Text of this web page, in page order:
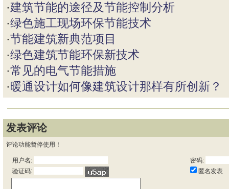
·建筑节能的途径及节能控制分析
·绿色施工现场环保节能技术
·节能建筑新典范项目
·绿色建筑节能环保新技术
·常见的电气节能措施
·暖通设计如何像建筑设计那样有所创新？
发表评论
评论功能暂停使用！
用户名:
密码:
验证码:
匿名发表